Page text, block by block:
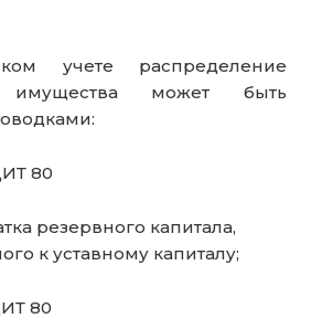
учете распределение
имущества может быть
80
резервного капитала,
к уставному капиталу;
80